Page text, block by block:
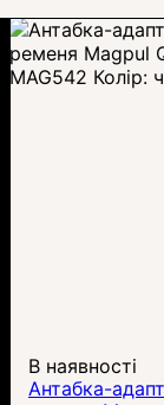
В наявності
Антабка-